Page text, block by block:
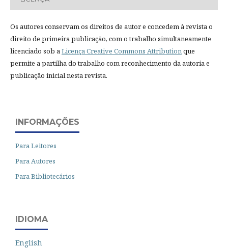
Os autores conservam os direitos de autor e concedem à revista o
direito de primeira publicação, com o trabalho simultaneamente
licenciado sob aLicença Creative Commons Attributionque
permite a partilha do trabalho com reconhecimento da autoria e
publicação inicial nesta revista.
INFORMAÇÕES
Para Leitores
Para Autores
Para Bibliotecários
IDIOMA
English